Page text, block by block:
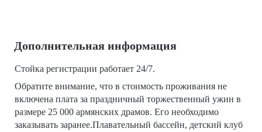
Дополнительная информация
Стойка регистрации работает 24/7.
Обратите внимание, что в стоимость проживания не
включена плата за праздничный торжественный ужин в
размере 25 000 армянских драмов. Его необходимо
заказывать заранее.Плавательный бассейн, детский клуб